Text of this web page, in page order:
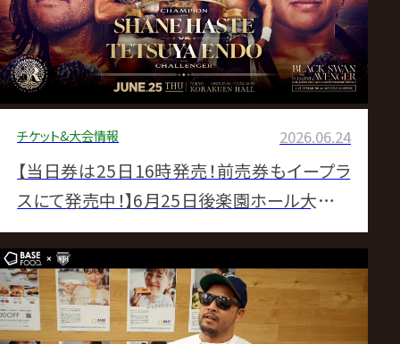
チケット&大会情報 2026.06.24
【当日券は25日16時発売！前売券もイープラ
スにて発売中！】6月25日後楽園ホール大会チ
ケット直前情報